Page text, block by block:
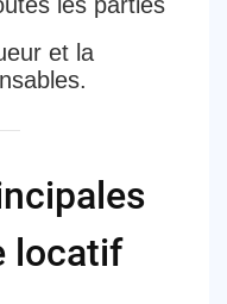
et la
locatif